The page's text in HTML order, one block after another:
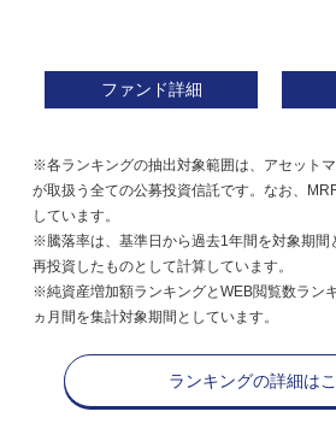
ファンド詳細
※各ランキングの抽出対象範囲は、アセット
が取扱う全ての公募投資信託です。なお、
しています。
※騰落率は、基準日から過去1年間を対象期間
再投資したものとして計算しています。
※純資産増加額ランキングとWEB閲覧数ラン
ヵ月間を集計対象期間としています。
ランキングの詳細は